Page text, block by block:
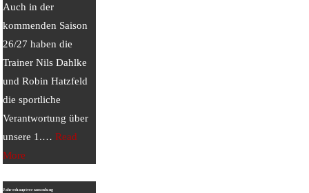
Auch in der
kommenden Saison
26/27 haben die
Trainer Nils Dahlke
und Robin Hatzfeld
die sportliche
Verantwortung über
unsere 1.… Read
More
Jahreshauptversammlung